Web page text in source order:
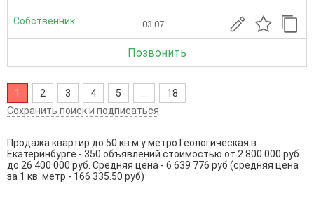
Собственник 03.07
Позвонить
1 2 3 4 5
18
Сохранить поиск и подписаться
Продажа квартир до 50 кв.м у метро Геологическая в
Екатеринбурге - 350 объявлений стоимостью от 2 800 000 руб
до 26 400 000 руб. Средняя цена - 6 639 776 руб (средняя цена
за 1 кв. метр - 166 335.50 руб)